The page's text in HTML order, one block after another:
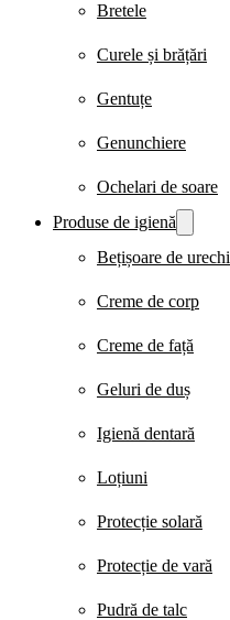
Bretele
Curele și brățări
Gentuțe
Genunchiere
Ochelari de soare
Produse de igienă
Bețișoare de urechi
Creme de corp
Creme de față
Geluri de duș
Igienă dentară
Loțiuni
Protecție solară
Protecție de vară
Pudră de talc